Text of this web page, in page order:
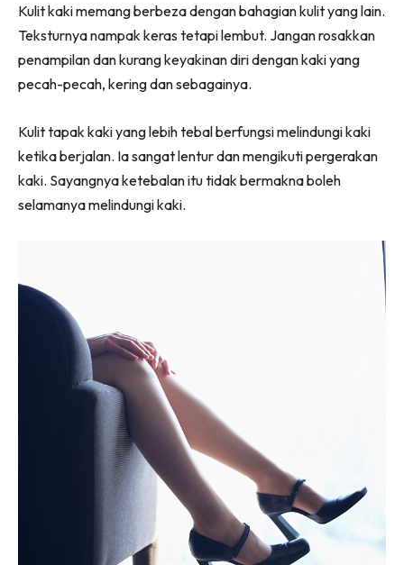
Kulit kaki memang berbeza dengan bahagian kulit yang lain.
Teksturnya nampak keras tetapi lembut. Jangan rosakkan
penampilan dan kurang keyakinan diri dengan kaki yang
pecah-pecah, kering dan sebagainya.
Kulit tapak kaki yang lebih tebal berfungsi melindungi kaki
ketika berjalan. Ia sangat lentur dan mengikuti pergerakan
kaki. Sayangnya ketebalan itu tidak bermakna boleh
selamanya melindungi kaki.